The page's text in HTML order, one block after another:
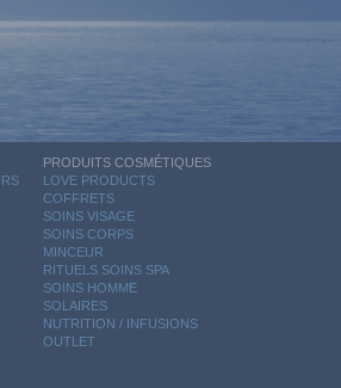
PRODUITS COSMÉTIQUES
LOVE PRODUCTS
COFFRETS
SOINS VISAGE
SOINS CORPS
MINCEUR
RITUELS SOINS SPA
SOINS HOMME
SOLAIRES
NUTRITION / INFUSIONS
OUTLET